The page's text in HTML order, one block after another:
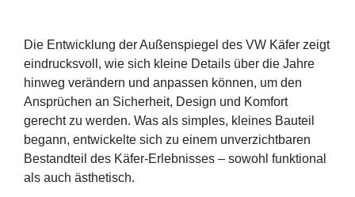
Die Entwicklung der Außenspiegel des VW Käfer zeigt
eindrucksvoll, wie sich kleine Details über die Jahre
hinweg verändern und anpassen können, um den
Ansprüchen an Sicherheit, Design und Komfort
gerecht zu werden. Was als simples, kleines Bauteil
begann, entwickelte sich zu einem unverzichtbaren
Bestandteil des Käfer-Erlebnisses – sowohl funktional
als auch ästhetisch.